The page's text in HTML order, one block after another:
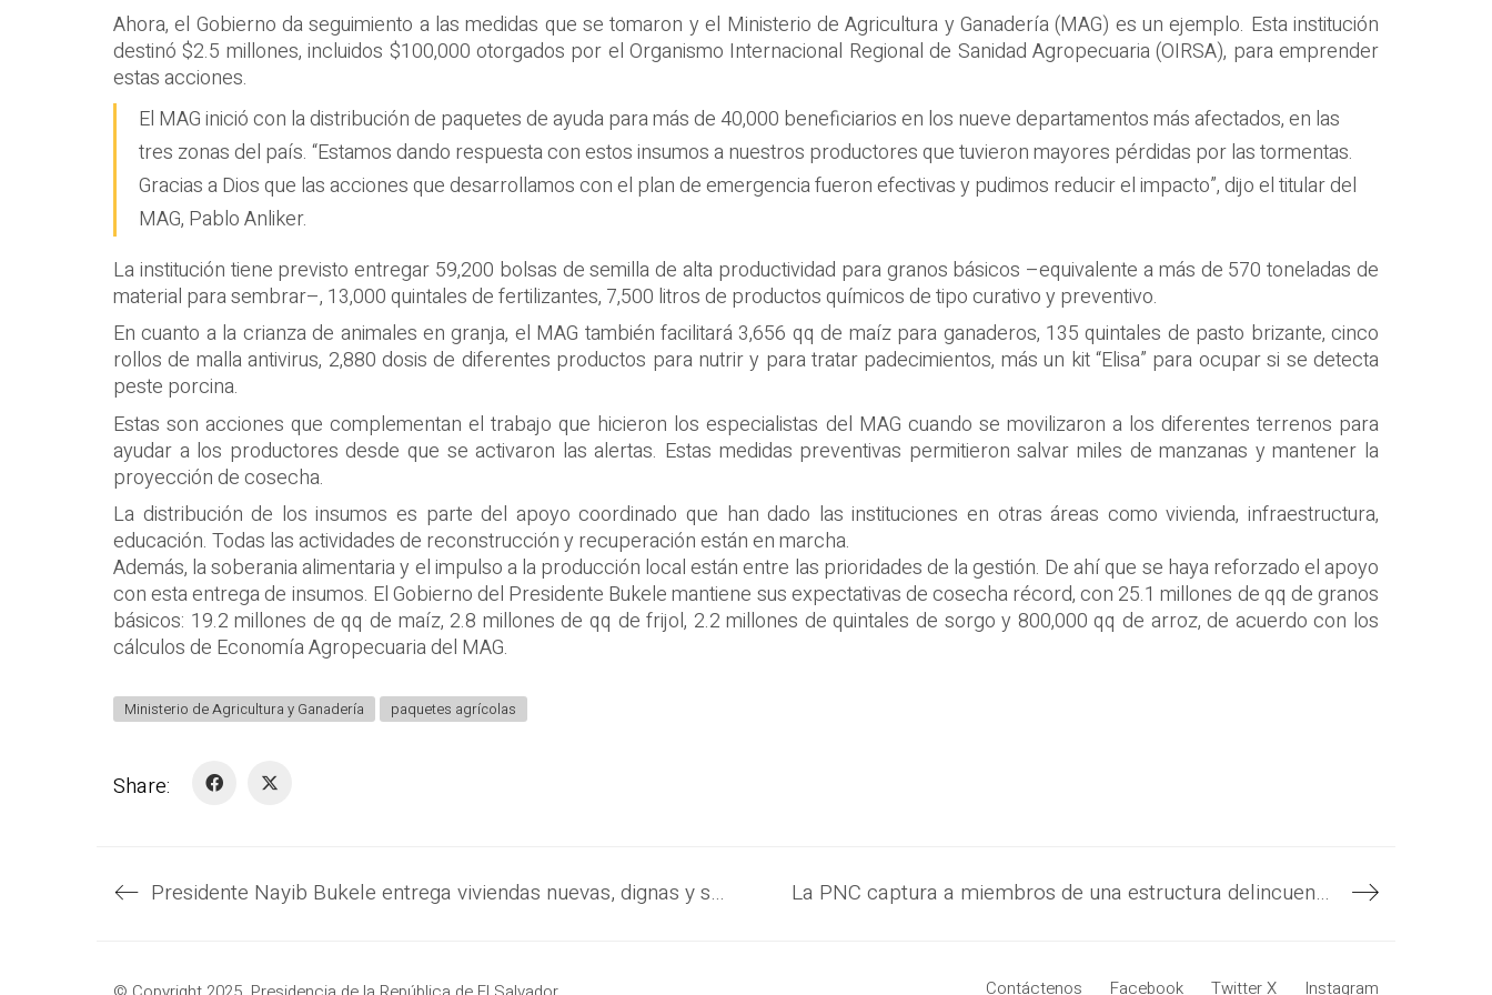
Ahora, el Gobierno da seguimiento a las medidas que se tomaron y el Ministerio de Agricultura y Ganadería (MAG) es un ejemplo. Esta institución
destinó $2.5 millones, incluidos $100,000 otorgados por el Organismo Internacional Regional de Sanidad Agropecuaria (OIRSA), para emprender
estas acciones.
El MAG inició con la distribución de paquetes de ayuda para más de 40,000 beneficiarios en los nueve departamentos más afectados, en las
tres zonas del país. “Estamos dando respuesta con estos insumos a nuestros productores que tuvieron mayores pérdidas por las tormentas.
Gracias a Dios que las acciones que desarrollamos con el plan de emergencia fueron efectivas y pudimos reducir el impacto”, dijo el titular del
MAG, Pablo Anliker.
La institución tiene previsto entregar 59,200 bolsas de semilla de alta productividad para granos básicos –equivalente a más de 570 toneladas de
material para sembrar–, 13,000 quintales de fertilizantes, 7,500 litros de productos químicos de tipo curativo y preventivo.
En cuanto a la crianza de animales en granja, el MAG también facilitará 3,656 qq de maíz para ganaderos, 135 quintales de pasto brizante, cinco
rollos de malla antivirus, 2,880 dosis de diferentes productos para nutrir y para tratar padecimientos, más un kit “Elisa” para ocupar si se detecta
peste porcina.
Estas son acciones que complementan el trabajo que hicieron los especialistas del MAG cuando se movilizaron a los diferentes terrenos para
ayudar a los productores desde que se activaron las alertas. Estas medidas preventivas permitieron salvar miles de manzanas y mantener la
proyección de cosecha.
La distribución de los insumos es parte del apoyo coordinado que han dado las instituciones en otras áreas como vivienda, infraestructura,
educación. Todas las actividades de reconstrucción y recuperación están en marcha.
Además, la soberania alimentaria y el impulso a la producción local están entre las prioridades de la gestión. De ahí que se haya reforzado el apoyo
con esta entrega de insumos. El Gobierno del Presidente Bukele mantiene sus expectativas de cosecha récord, con 25.1 millones de qq de granos
básicos: 19.2 millones de qq de maíz, 2.8 millones de qq de frijol, 2.2 millones de quintales de sorgo y 800,000 qq de arroz, de acuerdo con los
cálculos de Economía Agropecuaria del MAG.
Ministerio de Agricultura y Ganadería paquetes agrícolas
Share:
Presidente Nayib Bukele entrega viviendas nuevas, dignas y seguras a 252 familias de comunidad Nueva Israel y Nejapa, afectadas por las lluvias de 2020 La PNC captura a miembros de una estructura delincuencial que operaba en San Alejo y Yayantique, La Unión, otro éxito del Plan Control Territorial
Contáctenos Facebook Twitter X Instagram